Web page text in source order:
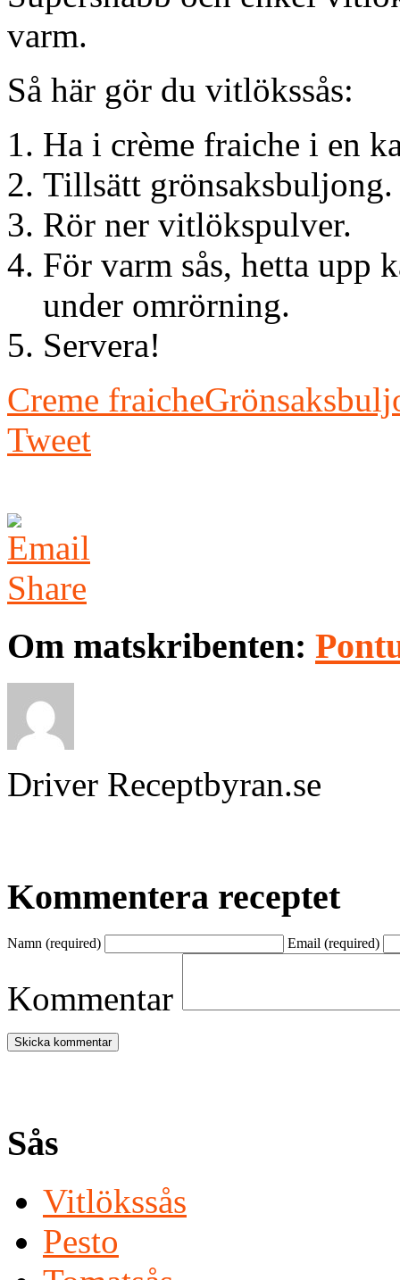
varm.
Så här gör du vitlökssås:
Ha i crème fraiche i en
Tillsätt grönsaksbuljong.
Rör ner vitlökspulver.
För varm sås, hetta upp
under omrörning.
Servera!
Creme fraiche
Tweet
Om matskribenten:
Driver Receptbyran.se
Kommentera receptet
Namn (required) Email (required)
Kommentar
Sås
Vitlökssås
Pesto